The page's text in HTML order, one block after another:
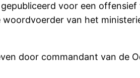
voor een
van het
door commandant van de